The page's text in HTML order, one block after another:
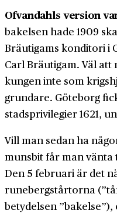
Ofvandahls version
bakelsen hade 1909
Bräutigams konditori i
Carl Bräutigam. Väl
kungen inte som
grundare. Göteborg
stadsprivilegier 1621,
Vill man sedan ha
munsbit får man vänta
Den 5 februari är det
runebergstårtorna
betydelsen